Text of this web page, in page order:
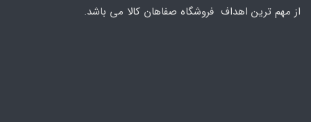
از مهم ترین اهداف فروشگاه صفاهان کالا می باشد.